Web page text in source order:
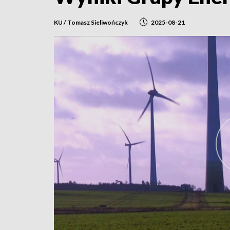
KU / Tomasz Sieliwończyk 2025-08-21